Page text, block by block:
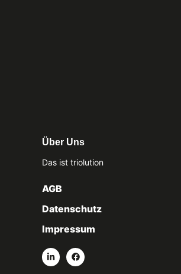
Über Uns
Das ist triolution
AGB
Datenschutz
Impressum